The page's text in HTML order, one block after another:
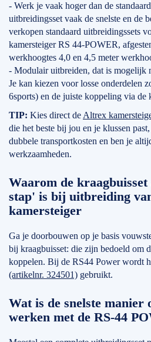
- Werk je vaak hoger dan de
uitbreidingsset vaak de snelste en de
verkopen standaard uitbreidingssets
kamersteiger RS 44-POWER,
werkhoogtes 4,0 en 4,5 meter
- Modulair uitbreiden, dat is mogelijk
Je kan kiezen voor losse onderdelen
6sports) en de juiste koppeling via de
TIP: Kies direct de Altrex
die het beste bij jou en je klussen
dubbele transportkosten en ben je
werkzaamheden.
Waarom de
stap' is bij uitbreiding
kamersteiger
Ga je doorbouwen op je basis
bij kraagbuisset: die zijn bedoeld om
koppelen. Bij de RS44 Power wordt
(artikelnr. 324501) gebruikt.
Wat is de snelste manier
werken met de RS-44